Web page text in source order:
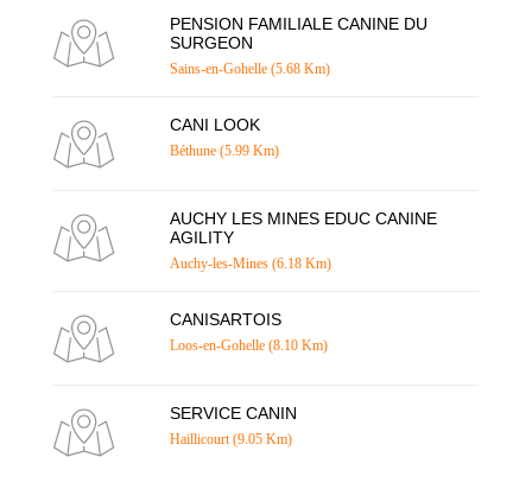
PENSION FAMILIALE CANINE DU
SURGEON
Sains-en-Gohelle (5.68 Km)
CANI LOOK
Béthune (5.99 Km)
AUCHY LES MINES EDUC CANINE
AGILITY
Auchy-les-Mines (6.18 Km)
CANISARTOIS
Loos-en-Gohelle (8.10 Km)
SERVICE CANIN
Haillicourt (9.05 Km)